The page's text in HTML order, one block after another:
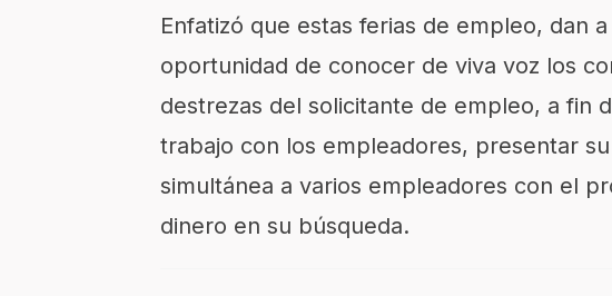
Enfatizó que estas ferias de empleo, dan
oportunidad de conocer de viva voz los
destrezas del solicitante de empleo, a fin
trabajo con los empleadores, presentar
simultánea a varios empleadores con el
dinero en su búsqueda.